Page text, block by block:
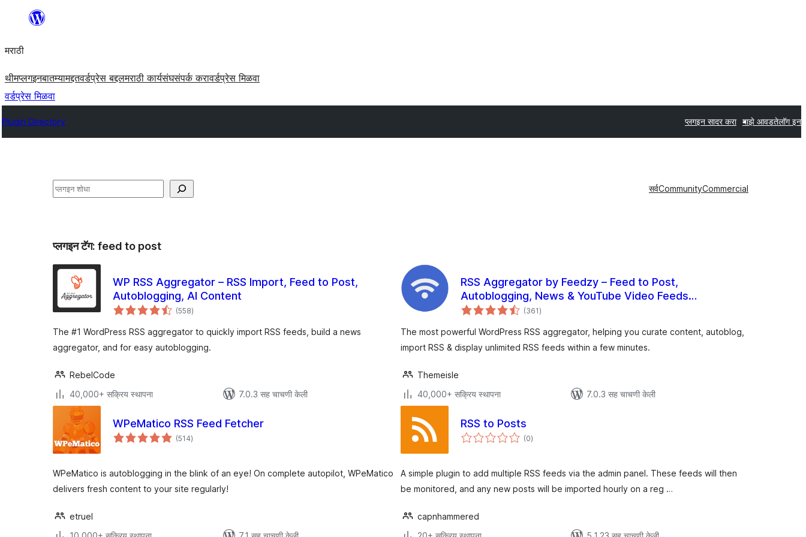
सामुग्रीवर
मराठी
थीमप्लगइनबातम्यामद्दतवर्डप्रेस बद्दलमराठी कार्यसंघसंपर्क करावर्डप्रेस मिळवा
वर्डप्रेस मिळवा
Plugin Directory प्लगइन सादर करा माझे आवडतेलॉग इन
शोधा सर्वCommunityCommercial
प्लगइन टॅग: feed to post
WP RSS Aggregator – RSS Import, Feed to Post,
Autoblogging, AI Content
(558एकूण
मूल्यांकन
)
The #1 WordPress RSS aggregator to quickly import RSS feeds, build a news
aggregator, and for easy autoblogging.
RebelCode
40,000+ सक्रिय स्थापना
7.0.3 सह चाचणी केली
RSS Aggregator by Feedzy – Feed to Post,
Autoblogging, News & YouTube Video Feeds
Aggregator (361एकूण
मूल्यांकन
)
The most powerful WordPress RSS aggregator, helping you curate content, autoblog,
import RSS & display unlimited RSS feeds within a few minutes.
Themeisle
40,000+ सक्रिय स्थापना
7.0.3 सह चाचणी केली
WPeMatico RSS Feed Fetcher
(514एकूण
मूल्यांकन
)
WPeMatico is autoblogging in the blink of an eye! On complete autopilot, WPeMatico
delivers fresh content to your site regularly!
etruel
RSS to Posts
(0एकूण
मूल्यांकन
)
A simple plugin to add multiple RSS feeds via the admin panel. These feeds will then
be monitored, and any new posts will be imported hourly on a reg …
capnhammered